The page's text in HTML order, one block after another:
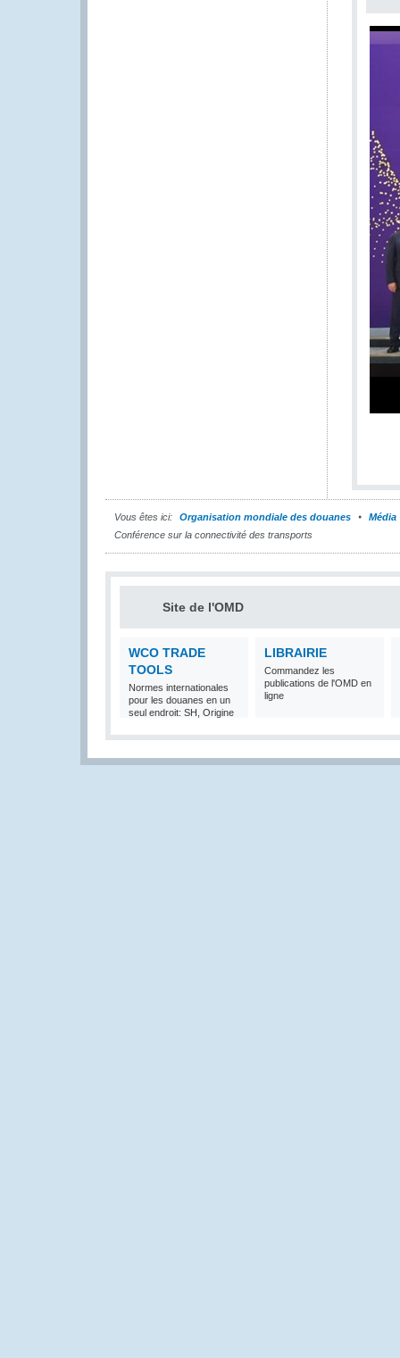
Vous êtes ici: Organisation mondiale des douanes
Média
Conférence sur la connectivité des transports
Site de l'OMD
WCO TRADE
TOOLS
Normes internationales
pour les douanes en un
seul endroit: SH, Origine
LIBRAIRIE
Commandez les
publications de l'OMD en
ligne